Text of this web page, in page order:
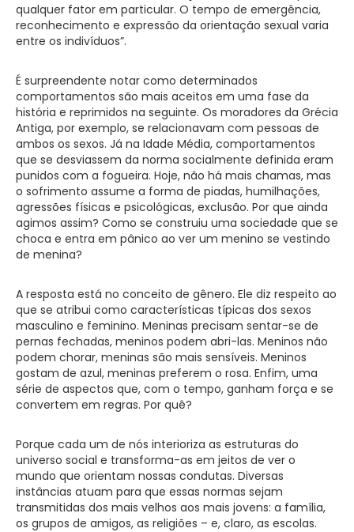
qualquer fator em particular. O tempo de emergência,
reconhecimento e expressão da orientação sexual varia
entre os indivíduos”.
É surpreendente notar como determinados
comportamentos são mais aceitos em uma fase da
história e reprimidos na seguinte. Os moradores da Grécia
Antiga, por exemplo, se relacionavam com pessoas de
ambos os sexos. Já na Idade Média, comportamentos
que se desviassem da norma socialmente definida eram
punidos com a fogueira. Hoje, não há mais chamas, mas
o sofrimento assume a forma de piadas, humilhações,
agressões físicas e psicológicas, exclusão. Por que ainda
agimos assim? Como se construiu uma sociedade que se
choca e entra em pânico ao ver um menino se vestindo
de menina?
A resposta está no conceito de gênero. Ele diz respeito ao
que se atribui como características típicas dos sexos
masculino e feminino. Meninas precisam sentar-se de
pernas fechadas, meninos podem abri-las. Meninos não
podem chorar, meninas são mais sensíveis. Meninos
gostam de azul, meninas preferem o rosa. Enfim, uma
série de aspectos que, com o tempo, ganham força e se
convertem em regras. Por quê?
Porque cada um de nós interioriza as estruturas do
universo social e transforma-as em jeitos de ver o
mundo que orientam nossas condutas. Diversas
instâncias atuam para que essas normas sejam
transmitidas dos mais velhos aos mais jovens: a família,
os grupos de amigos, as religiões – e, claro, as escolas.